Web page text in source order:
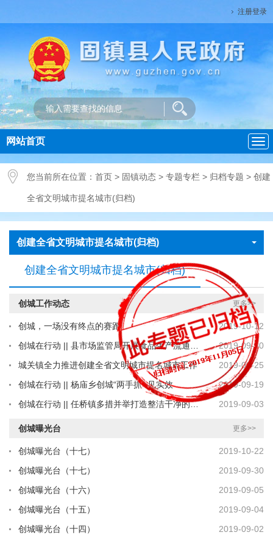
注册登录
导
航
网站首页
您当前所在位置： 首页 > 固镇动态 > 专题专栏 > 归档专题 > 创建
全省文明城市提名城市(归档)
创建全省文明城市提名城市(归档)
创建全省文明城市提名城市(归档)
更多>>
创城工作动态
2019-10-12
创城，一场没有终点的赛跑
2019-09-30
创城在行动 || 县市场监管局开展食品生产流通领域文明创建整治
2019-09-25
城关镇全力推进创建全省文明城市提名城市工作
2019-09-19
创城在行动 || 杨庙乡创城“两手抓” 见实效
2019-09-03
创城在行动 || 任桥镇多措并举打造整洁干净的镇容镇貌
更多>>
创城曝光台
2019-10-22
创城曝光台（十七）
2019-09-30
创城曝光台（十七）
2019-09-05
创城曝光台（十六）
2019-09-04
创城曝光台（十五）
2019-09-02
创城曝光台（十四）